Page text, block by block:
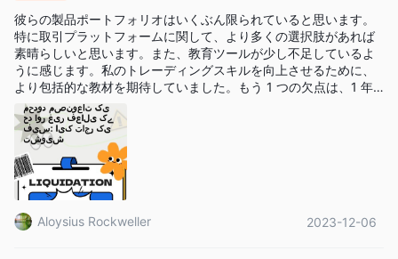
以下は、さまざまなブローカーが請求するスプレッドと手数料に
関する比較表です。
インタラクティブ・ブローカーズの手数料構造は階層型システム
に基づいており、取引量が増加するにつれて取引 1,000 件あたり
の手数料が減少することに注意してください。上記の手数料率
は、月あたりの想定元本 USD が 300,000,000 米ドル未満の取
引を対象としています。さらに、ブローカーは他の通貨ペアや取
引商品に対して異なるスプレッドと手数料を設定している場合が
の視点
彼らの製品ポートフォリオはいくぶん限られていると思います。
特に取引プラットフォームに関して、より多くの選択肢があれば
素晴らしいと思います。また、教育ツールが少し不足しているよ
うに感じます。私のトレーディングスキルを向上させるために、
より包括的な教材を期待していました。もう 1 つの欠点は、1 年
間非アクティブな状態が続くと発生する非アクティブ料金です。
特にたまにトレーダーを利用する人にとっては、少し厳しいよう
です。
Aloysius Rockweller 2023-12-06